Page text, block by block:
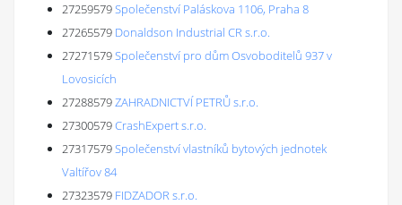
27259579Společenství Paláskova 1106, Praha 8
27265579 Donaldson Industrial CR s.r.o.
27271579Společenství pro dům Osvoboditelů 937 v
Lovosicích
27288579ZAHRADNICTVÍ PETRŮ s.r.o.
27300579CrashExpert s.r.o.
27317579Společenství vlastníků bytových jednotek
Valtířov 84
27323579 FIDZADOR s.r.o.